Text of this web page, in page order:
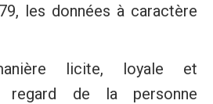
les données à caractère
licite, loyale et
regard de la personne